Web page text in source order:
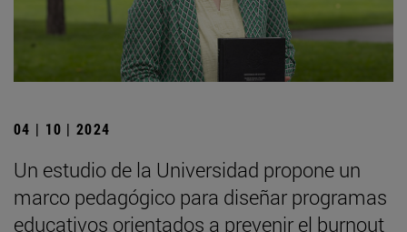
04 | 10 | 2024
Un estudio de la Universidad propone un
marco pedagógico para diseñar programas
educativos orientados a prevenir el burnout